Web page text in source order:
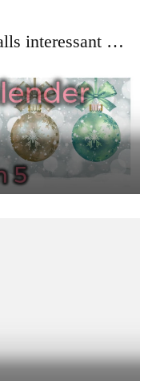
interessant …